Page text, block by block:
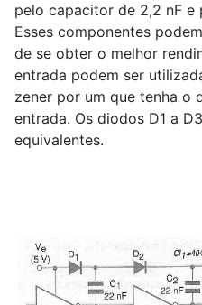
pelo capacitor de 2,2 nF e
Esses componentes
de se obter o melhor
entrada podem ser
zener por um que tenha o
entrada. Os diodos D1 a
equivalentes.